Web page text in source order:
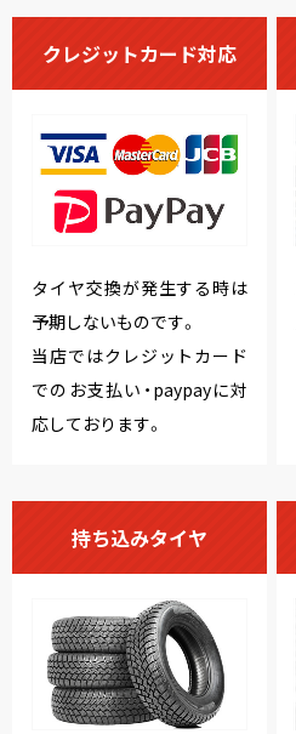
クレジットカード対応
タイヤ交換が発生する時は
予期しないものです。
当店ではクレジットカード
でのお支払い・paypayに対
応しております。
持ち込みタイヤ